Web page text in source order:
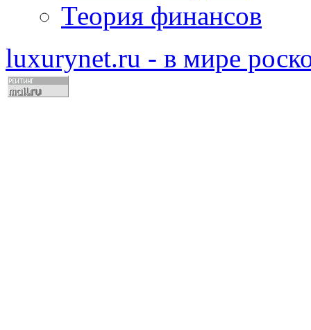
Теория финансов
luxurynet.ru - в мире